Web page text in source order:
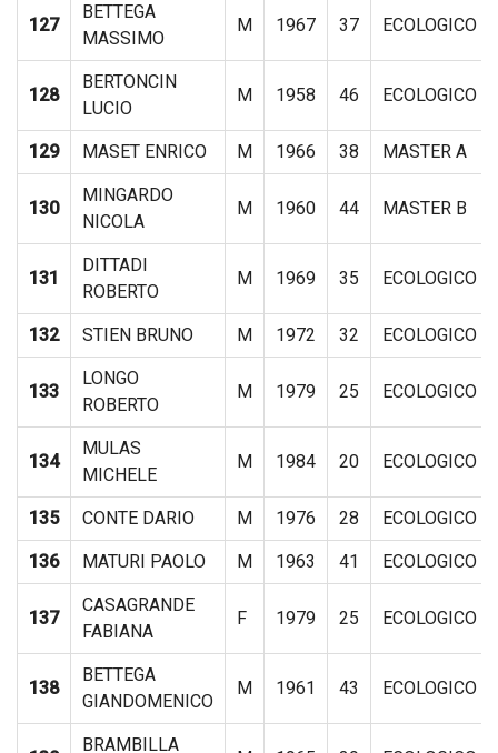
127
BETTEGA
MASSIMO
M 1967 37 ECOLOGICO
128
BERTONCIN
LUCIO
M 1958 46 ECOLOGICO
129 MASET ENRICO M 1966 38 MASTER A
130
MINGARDO
NICOLA
M 1960 44 MASTER B
131
DITTADI
ROBERTO
M 1969 35 ECOLOGICO
132 STIEN BRUNO M 1972 32 ECOLOGICO
133
LONGO
ROBERTO
M 1979 25 ECOLOGICO
134
MULAS
MICHELE
M 1984 20 ECOLOGICO
135 CONTE DARIO M 1976 28 ECOLOGICO
136 MATURI PAOLO M 1963 41 ECOLOGICO
137
CASAGRANDE
FABIANA
F 1979 25 ECOLOGICO
138
BETTEGA
GIANDOMENICO
M 1961 43 ECOLOGICO
BRAMBILLA